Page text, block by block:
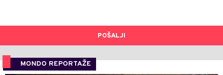
POŠALJI
MONDO REPORTAŽE